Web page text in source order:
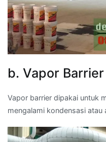
b. Vapor Barrier
Vapor barrier dipakai untuk
mengalami kondensasi atau